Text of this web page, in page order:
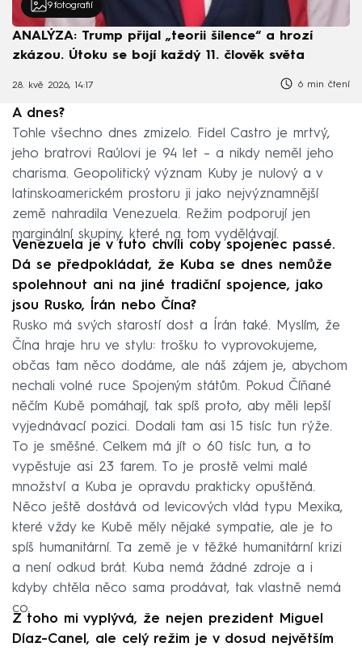
9 fotografií
ANALÝZA: Trump přijal „teorii šílence“ a hrozí
zkázou. Útoku se bojí každý 11. člověk světa
28. kvě 2026, 14:17 6 min čtení
A dnes?
Tohle všechno dnes zmizelo. Fidel Castro je mrtvý,
jeho bratrovi Raúlovi je 94 let – a nikdy neměl jeho
charisma. Geopolitický význam Kuby je nulový a v
latinskoamerickém prostoru ji jako nejvýznamnější
země nahradila Venezuela. Režim podporují jen
marginální skupiny, které na tom vydělávají.
Venezuela je v tuto chvíli coby spojenec passé.
Dá se předpokládat, že Kuba se dnes nemůže
spolehnout ani na jiné tradiční spojence, jako
jsou Rusko, Írán nebo Čína?
Rusko má svých starostí dost a Írán také. Myslím, že
Čína hraje hru ve stylu: trošku to vyprovokujeme,
občas tam něco dodáme, ale náš zájem je, abychom
nechali volné ruce Spojeným státům. Pokud Číňané
něčím Kubě pomáhají, tak spíš proto, aby měli lepší
vyjednávací pozici. Dodali tam asi 15 tisíc tun rýže.
To je směšné. Celkem má jít o 60 tisíc tun, a to
vypěstuje asi 23 farem. To je prostě velmi malé
množství a Kuba je opravdu prakticky opuštěná.
Něco ještě dostává od levicových vlád typu Mexika,
které vždy ke Kubě měly nějaké sympatie, ale je to
spíš humanitární. Ta země je v těžké humanitární krizi
a není odkud brát. Kuba nemá žádné zdroje a i
kdyby chtěla něco sama prodávat, tak vlastně nemá
co.
Z toho mi vyplývá, že nejen prezident Miguel
Díaz-Canel, ale celý režim je v dosud největším